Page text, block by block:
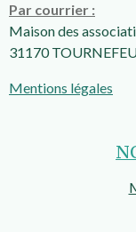
Par courrier :
Maison des
31170
Mentions légales